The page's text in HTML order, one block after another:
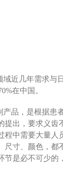
域近几年需求与
在中国。
产品，是根据患
提出，要求义齿
程中需要大量人
尺寸、颜色，都
节是必不可少的